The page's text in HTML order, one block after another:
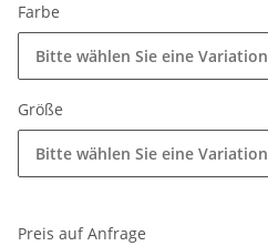
Farbe
Bitte wählen Sie eine
Größe
Bitte wählen Sie eine
Preis auf Anfrage